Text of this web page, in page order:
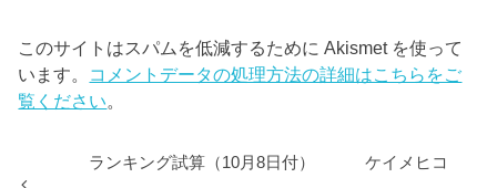
このサイトはスパムを低減するために Akismet を使って
います。 コメントデータの処理方法の詳細はこちらをご
覧ください。
ランキング試算（10月8日付） ケイメヒコ